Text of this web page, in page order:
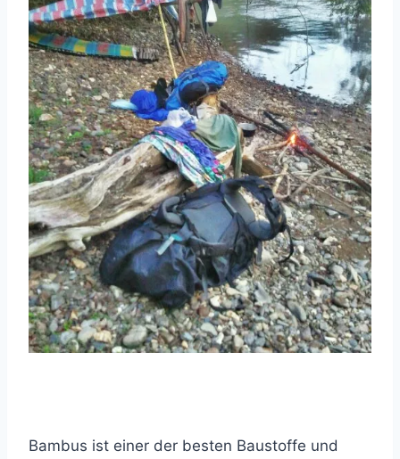
Bambus ist einer der besten Baustoffe und